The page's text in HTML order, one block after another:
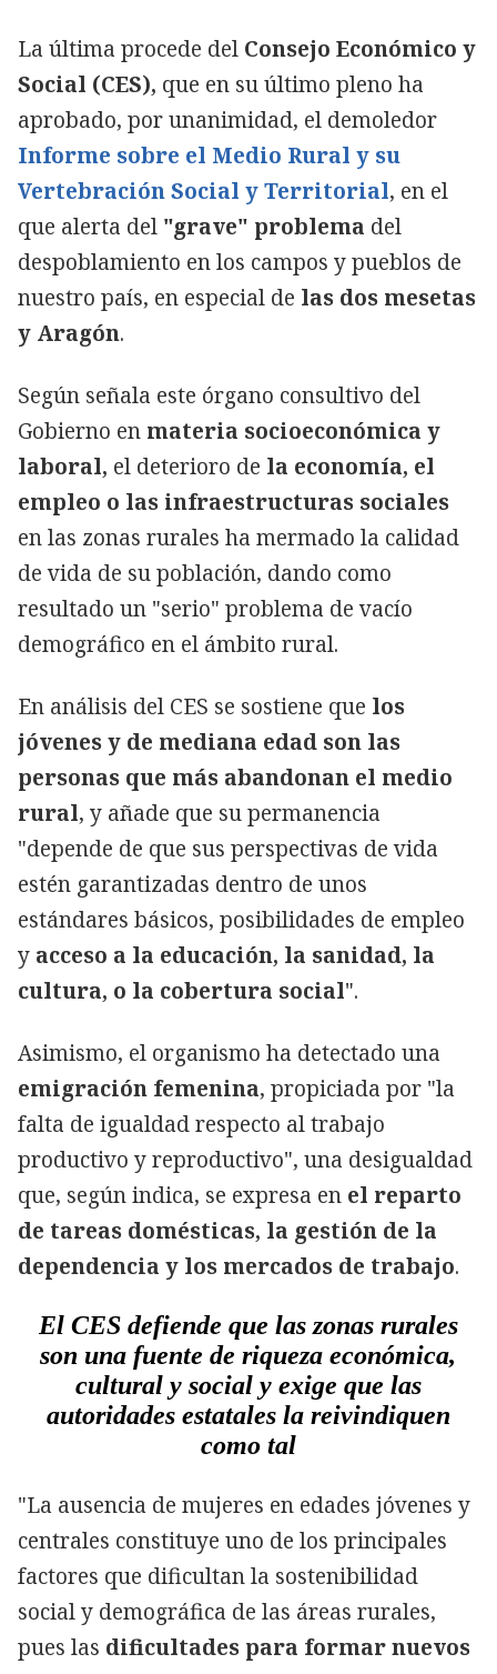
La última procede del Consejo Económico y
Social (CES), que en su último pleno ha
aprobado, por unanimidad, el demoledor
Informe sobre el Medio Rural y su
Vertebración Social y Territorial, en el
que alerta del "grave" problema del
despoblamiento en los campos y pueblos de
nuestro país, en especial de las dos mesetas
y Aragón.
Según señala este órgano consultivo del
Gobierno en materia socioeconómica y
laboral, el deterioro de la economía, el
empleo o las infraestructuras sociales
en las zonas rurales ha mermado la calidad
de vida de su población, dando como
resultado un "serio" problema de vacío
demográfico en el ámbito rural.
En análisis del CES se sostiene que los
jóvenes y de mediana edad son las
personas que más abandonan el medio
rural, y añade que su permanencia
"depende de que sus perspectivas de vida
estén garantizadas dentro de unos
estándares básicos, posibilidades de empleo
y acceso a la educación, la sanidad, la
cultura, o la cobertura social".
Asimismo, el organismo ha detectado una
emigración femenina, propiciada por "la
falta de igualdad respecto al trabajo
productivo y reproductivo", una desigualdad
que, según indica, se expresa en el reparto
de tareas domésticas, la gestión de la
dependencia y los mercados de trabajo.
El CES defiende que las zonas rurales
son una fuente de riqueza económica,
cultural y social y exige que las
autoridades estatales la reivindiquen
como tal
"La ausencia de mujeres en edades jóvenes y
centrales constituye uno de los principales
factores que dificultan la sostenibilidad
social y demográfica de las áreas rurales,
pues las dificultades para formar nuevos